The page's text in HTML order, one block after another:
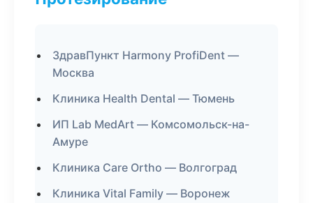
ЗдравПункт Harmony ProfiDent —
Москва
Клиника Health Dental — Тюмень
ИП Lab MedArt — Комсомольск-на-
Амуре
Клиника Care Ortho — Волгоград
Клиника Vital Family — Воронеж